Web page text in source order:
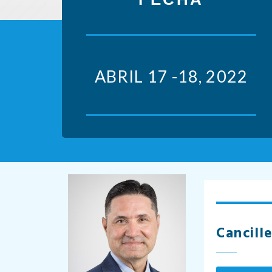
ABRIL 17 -18, 2022